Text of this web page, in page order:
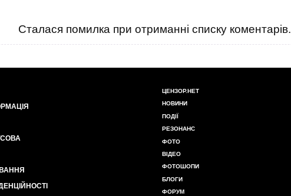
Сталася помилка при отриманні списку коментарів.
ЦЕНЗОР.НЕТ
НОВИНИ
ПОДІЇ
РЕЗОНАНС
ФОТО
ВІДЕО
ФОТОШОПИ
БЛОГИ
ФОРУМ